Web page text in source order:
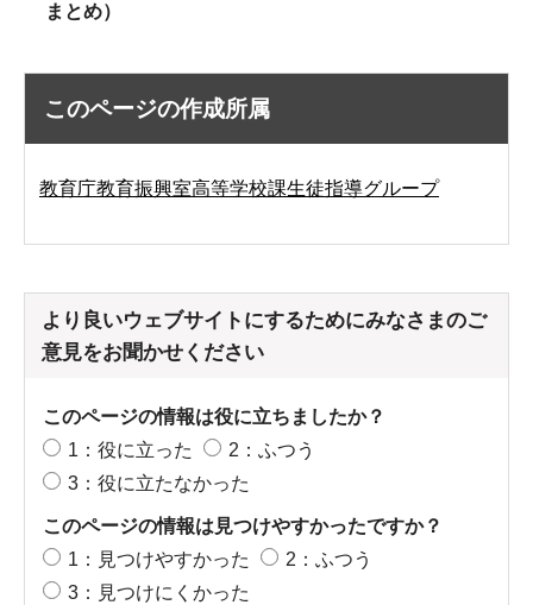
まとめ）
このページの作成所属
教育庁教育振興室高等学校課生徒指導グループ
より良いウェブサイトにするためにみなさまのご
意見をお聞かせください
このページの情報は役に立ちましたか？
1：役に立った
2：ふつう
3：役に立たなかった
このページの情報は見つけやすかったですか？
1：見つけやすかった
2：ふつう
3：見つけにくかった